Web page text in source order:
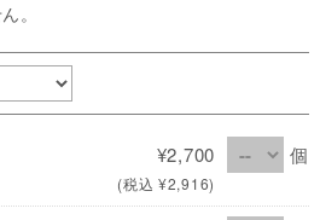
。
¥2,700
(税込 ¥2,916)
個